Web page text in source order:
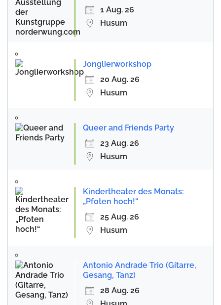
1 Aug. 26
Husum
Jonglierworkshop
20 Aug. 26
Husum
Queer and Friends Party
23 Aug. 26
Husum
Kindertheater des Monats:
„Pfoten hoch!“
25 Aug. 26
Husum
Antonio Andrade Trio (Gitarre,
Gesang, Tanz)
28 Aug. 26